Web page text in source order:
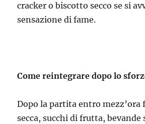
cracker o biscotto secco se si
sensazione di fame.
Come reintegrare dopo lo
Dopo la partita entro mezz’ora
secca, succhi di frutta, bevande